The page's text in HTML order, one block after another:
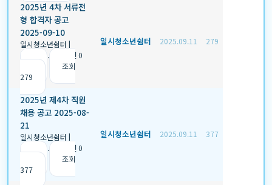
2025년 4차 서류전
형 합격자 공고
2025-09-10
일시청소년쉼터 |
2025.09.11
추천 0
조회
279
일시청소년쉼터 2025.09.11 279
2025년 제4차 직원
채용 공고 2025-08-
21
일시청소년쉼터 |
2025.09.11
추천 0
조회
377
일시청소년쉼터 2025.09.11 377